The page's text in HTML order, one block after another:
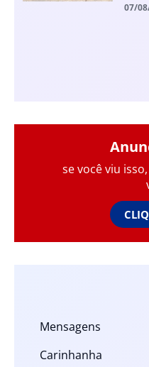
07/
se você viu
Mensagens
Carinhanha